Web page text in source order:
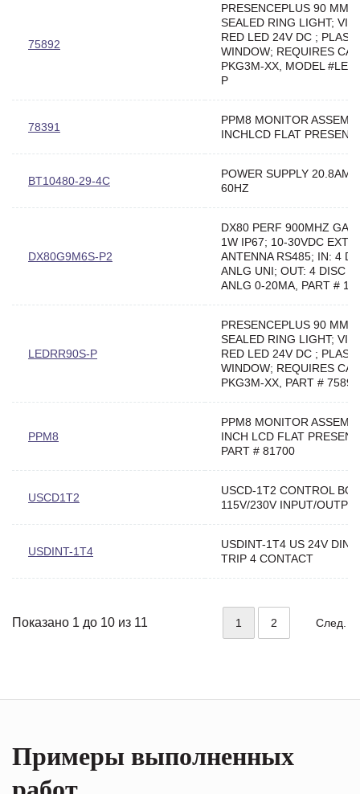
75892
PRESENCEPLUS 90 MM
SEALED RING LIGHT;
RED LED 24V DC ;
WINDOW; REQUIRES
PKG3M-XX, MODEL
P
78391
PPM8 MONITOR
INCHLCD FLAT
BT10480-29-4C
POWER SUPPLY
60HZ
DX80G9M6S-P2
DX80 PERF 900MHZ
1W IP67; 10-30VDC EXT
ANTENNA RS485; IN: 4
ANLG UNI; OUT: 4 DISC
ANLG 0-20MA, PART #
LEDRR90S-P
PRESENCEPLUS 90 MM
SEALED RING LIGHT;
RED LED 24V DC ;
WINDOW; REQUIRES
PKG3M-XX, PART # 75892
PPM8
PPM8 MONITOR
INCH LCD FLAT
PART # 81700
USCD1T2
USCD-1T2 CONTROL BOX
115V/230V INPUT/OUTPT
USDINT-1T4
USDINT-1T4 US 24V DIN
TRIP 4 CONTACT
Показано 1 до 10 из 11 1 2 След.
Примеры выполненных